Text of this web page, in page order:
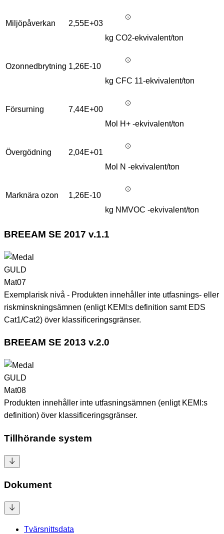
Miljöpåverkan
2,55E+03
kg CO2-ekvivalent/ton
Ozonnedbrytning 1,26E-10
kg CFC 11-ekvivalent/ton
Försurning
7,44E+00
Mol H+ -ekvivalent/ton
Övergödning
2,04E+01
Mol N -ekvivalent/ton
Marknära ozon
1,26E-10
kg NMVOC -ekvivalent/ton
BREEAM SE 2017 v.1.1
GULD
Mat07
Exemplarisk nivå - Produkten innehåller inte utfasnings- eller
riskminskningsämnen (enligt KEMI:s definition samt EDS
Cat1/Cat2) över klassificeringsgränser.
BREEAM SE 2013 v.2.0
GULD
Mat08
Produkten innehåller inte utfasningsämnen (enligt KEMI:s
definition) över klassificeringsgränser.
Tillhörande system
Dokument
Tvärsnittsdata